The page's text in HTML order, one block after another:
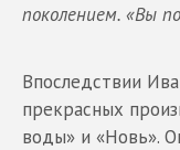
поколением. «Вы
Впоследствии
прекрасных
воды» и «Новь».